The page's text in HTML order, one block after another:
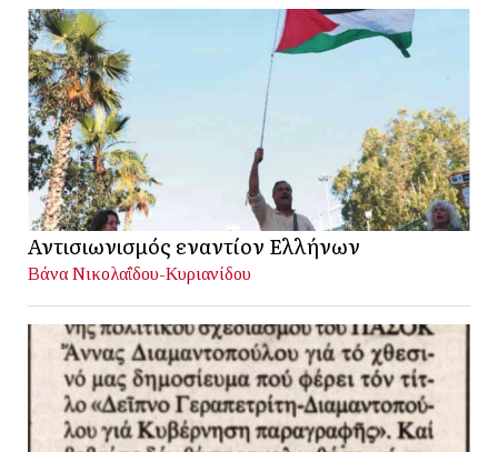
Αντισιωνισμός εναντίον Ελλήνων
Βάνα Νικολαΐδου-Κυριανίδου